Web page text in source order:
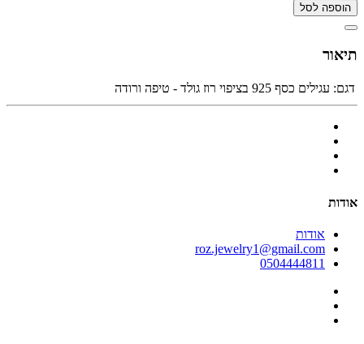
הוספה לסל
תיאור
דגם: עגילים כסף 925 בציפוי רוז גולד - טיפה ורודה
אודות
אודות
roz.jewelry1@gmail.com
0504444811